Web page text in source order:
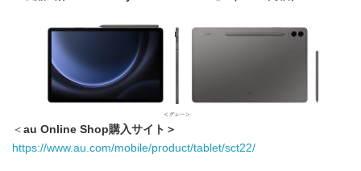
＜ au Online Shop購入サイト＞
https://www.au.com/mobile/product/tablet/sct22/